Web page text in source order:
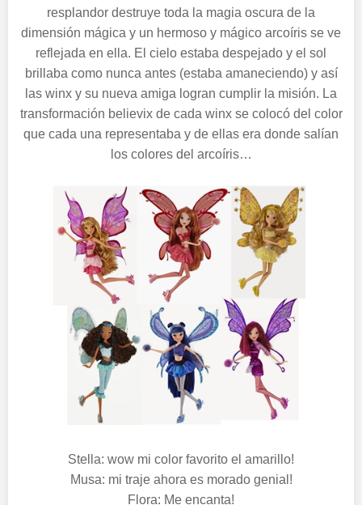
resplandor destruye toda la magia oscura de la
dimensión mágica y un hermoso y mágico arcoíris se ve
reflejada en ella. El cielo estaba despejado y el sol
brillaba como nunca antes (estaba amaneciendo) y así
las winx y su nueva amiga logran cumplir la misión. La
transformación believix de cada winx se colocó del color
que cada una representaba y de ellas era donde salían
los colores del arcoíris…
Stella: wow mi color favorito el amarillo!
Musa: mi traje ahora es morado genial!
Flora: Me encanta!